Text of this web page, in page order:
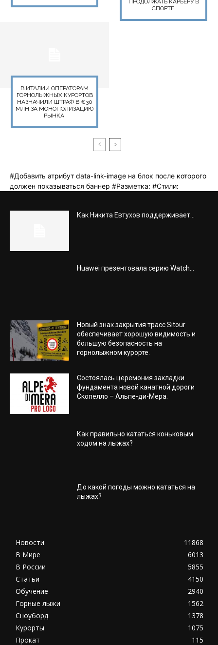
Как Никита Евтухов поддерживает...
Huawei презентовала серию Watch...
Новый знак закрытия трасс Sitour
обеспечивает хорошую видимость и
большую безопасность на
горнолыжном курорте.
Состоялась церемония закладки
фундамента новой канатной дороги
Скопелло – Альпе-ди-Мера.
Как правильно кататься коньковым
ходом на лыжах?
До какой погоды можно кататься на
лыжах?
Новости
11868
В Мире
6013
В России
5855
Статьи
4150
Обучение
2940
Горные лыжи
1562
Сноуборд
1378
Курорты
1075
Прокат
115